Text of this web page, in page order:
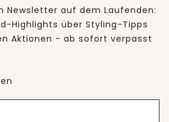
Newsletter auf dem Laufenden:
Highlights über Styling-Tipps
Aktionen - ab sofort verpasst